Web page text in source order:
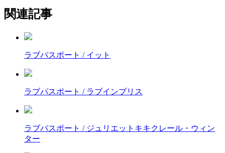
関連記事
ラブパスポート / イット
ラブパスポート / ラブインブリス
ラブパスポート / ジュリエットキキクレール・ウィン
ター